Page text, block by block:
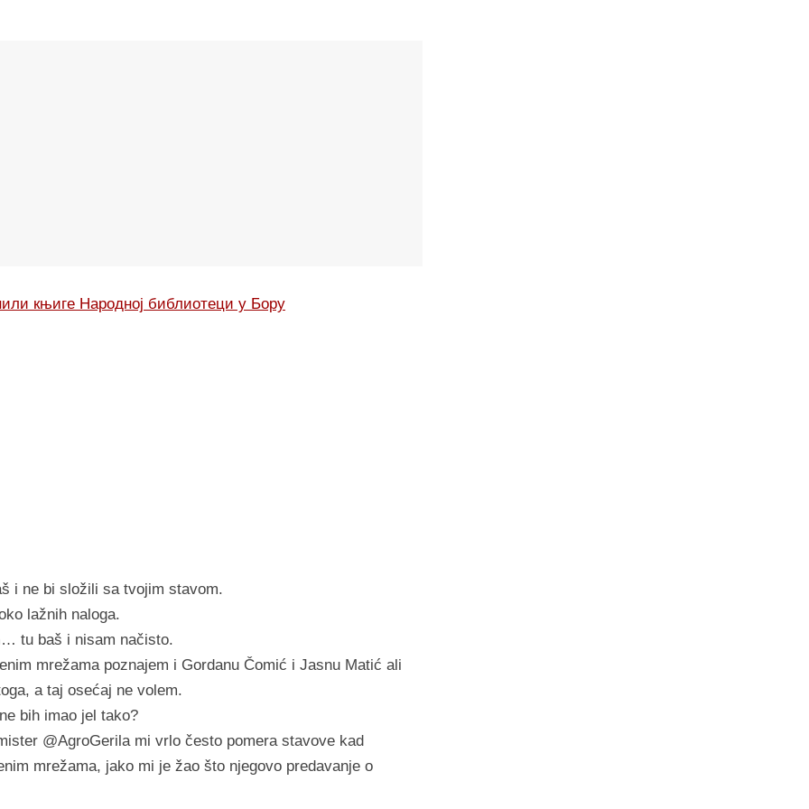
књиге Народној библиотеци у Бору
i ne bi složili sa tvojim stavom.
lažnih naloga.
tu baš i nisam načisto.
mrežama poznajem i Gordanu Čomić i Jasnu Matić ali
a taj osećaj ne volem.
bih imao jel tako?
@AgroGerila mi vrlo često pomera stavove kad
mrežama, jako mi je žao što njegovo predavanje o